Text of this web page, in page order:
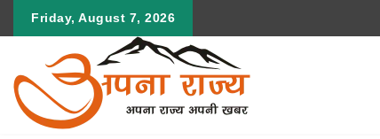
Friday, August 7, 2026